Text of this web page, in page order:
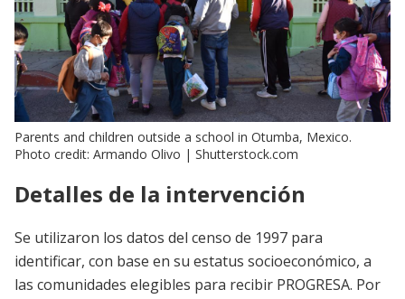
Parents and children outside a school in Otumba, Mexico.
Photo credit: Armando Olivo | Shutterstock.com
Detalles de la intervención
Se utilizaron los datos del censo de 1997 para
identificar, con base en su estatus socioeconómico, a
las comunidades elegibles para recibir PROGRESA. Por